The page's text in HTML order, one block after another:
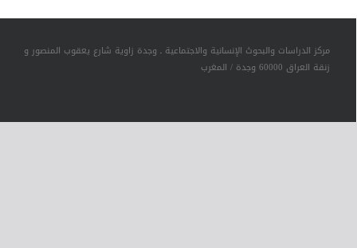
مركز الدراسات والبحوث الإنسانية والاجتماعية ـ وجدة زاوية شارع يعقوب المنصور و
زنقة العراق 60000 وجدة / المغرب